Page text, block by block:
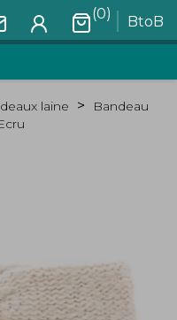
BtoB
(0)
laine
Bandeau